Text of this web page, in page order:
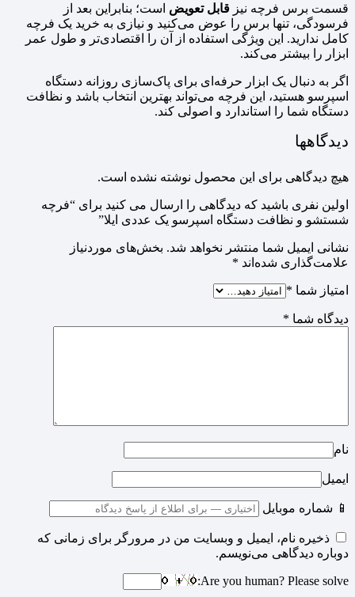
قسمت برس فرچه نیز قابل تعویض است؛ بنابراین بعد از
فرسودگی، تنها برس را عوض می‌کنید و نیازی به خرید یک فرچه
کامل ندارید. این ویژگی استفاده از آن را اقتصادی‌تر و طول عمر
ابزار را بیشتر می‌کند.
اگر به دنبال یک ابزار حرفه‌ای برای پاک‌سازی روزانه دستگاه
اسپرسو هستید، این فرچه می‌تواند بهترین انتخاب باشد و نظافت
دستگاه شما را استاندارد و اصولی کند.
دیدگاهها
هیچ دیدگاهی برای این محصول نوشته نشده است.
اولین نفری باشید که دیدگاهی را ارسال می کنید برای “فرچه
شستشو و نظافت دستگاه اسپرسو یک عددی ایلا”
نشانی ایمیل شما منتشر نخواهد شد. بخش‌های موردنیاز
علامت‌گذاری شده‌اند *
امتیاز شما *
دیدگاه شما *
نام
ایمیل
📱 شماره موبایل
ذخیره نام، ایمیل و وبسایت من در مرورگر برای زمانی که
دوباره دیدگاهی می‌نویسم.
Are you human? Please solve: